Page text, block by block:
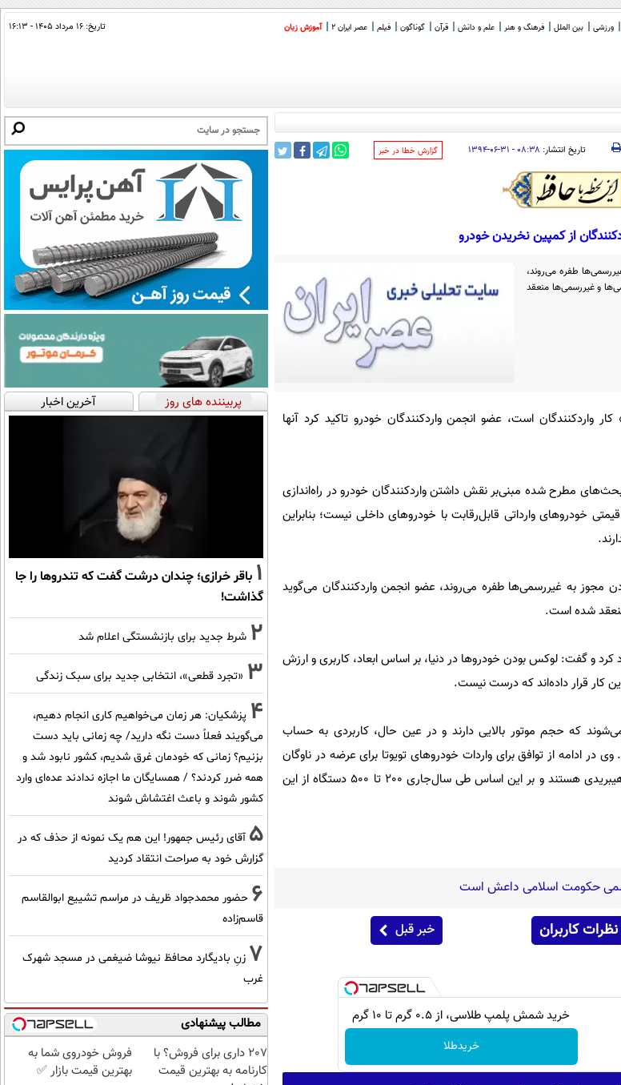
ورزشی بین الملل فرهنگ و هنر علم و دانش قرآن گوناگون فیلم عصر ایران 2 آموزش زبان تاریخ: ۱۶ مرداد ۱۴۰۵ - ۱۶:۱۳
تاریخ انتشار: ۰۸:۳۸ - ۳۱-۰۶-۱۳۹۴ ‌گزارش خطا در خبر
از کمپین نخریدن خودرو
طفره می‌روند،
و غیر‌رسمی‌ها منعقد
واردکنندگان است، عضو انجمن واردکنندگان خودرو تاکید کرد آنها
بحث‌های مطرح شده مبنی‌بر نقش داشتن واردکنندگان خودرو در راه‌اندازی
خودروهای وارداتی قابل‌رقابت با خودروهای داخلی نیست؛ بنابراین
مجوز به غیر‌رسمی‌ها طفره می‌روند، عضو انجمن واردکنندگان می‌گوید
شده است.
کرد و گفت: لوکس بودن خودروها در دنیا، بر اساس ابعاد، کاربری و ارزش
کار قرار داده‌اند که درست نیست.
که حجم موتور بالایی دارند و در عین حال، کاربردی به حساب
ادامه از توافق برای واردات خودروهای تویوتا برای عرضه در ناوگان
تاکسیرانی تهران خبر داد و گفت: این خودروها عمدتا هیبریدی هستند و بر این اساس طی سال‌جاری 200 تا 500 دستگاه از این
حکومت اسلامی داعش است
نظرات کاربران خبر قبل
خرید شمش پلمپ طلاسی، از ۰.۵ گرم تا ۱۰ گرم
خریدطلا
پربیننده های روز آخرین اخبار
1 باقر خرازی؛ چندان درشت گفت که تندروها را جا
گذاشت!
2 شرط جدید برای بازنشستگی اعلام شد
3 «تجرد قطعی»، انتخابی جدید برای سبک زندگی
4 پزشکیان: هر زمان می‌خواهیم کاری انجام دهیم،
می‌گویند فعلاً دست نگه دارید/ چه زمانی باید دست
بزنیم؟ زمانی که خودمان غرق شدیم، کشور نابود شد و
همه ضرر کردند؟ / همسایگان ما اجازه ندادند عده‌ای وارد
کشور شوند و باعث اغتشاش شوند
5 آقای رئیس جمهور! این هم یک نمونه از حذف که در
گزارش خود به صراحت انتقاد کردید
6 حضور محمدجواد ظریف در مراسم تشییع ابوالقاسم
قاسم‌زاده
7 زنِ بادیگارد محافظ نیوشا ضیغمی در مسجد شهرک
غرب
مطالب پیشنهادی
207 داری برای فروش؟ با
کارنامه به بهترین قیمت
فروش خودروی شما به
بهترین قیمت بازار ✅